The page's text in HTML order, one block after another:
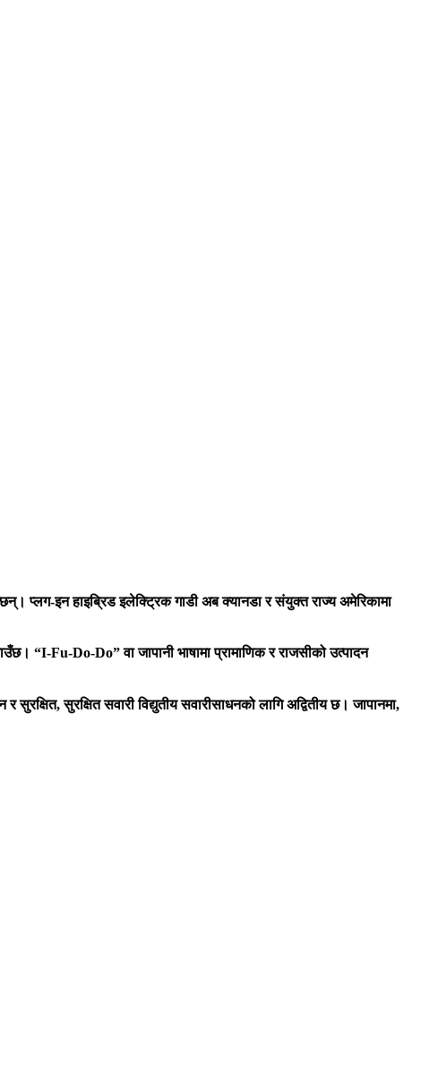
प्लग-इन हाइब्रिड इलेक्ट्रिक गाडी अब क्यानडा र संयुक्त राज्य अमेरिकामा
“I-Fu-Do-Do” वा जापानी भाषामा प्रामाणिक र राजसीको उत्पादन
सुरक्षित सवारी विद्युतीय सवारीसाधनको लागि अद्वितीय छ। जापानमा,